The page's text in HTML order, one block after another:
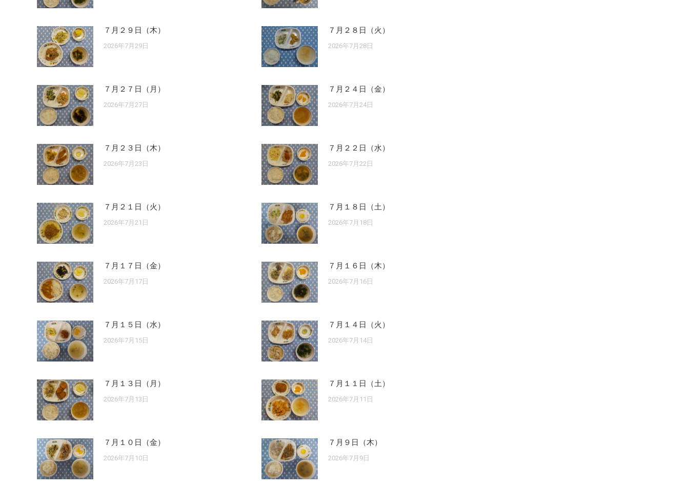
７月２９日（木）
2026年7月29日
７月２８日（火）
2026年7月28日
７月２７日（月）
2026年7月27日
７月２４日（金）
2026年7月24日
７月２３日（木）
2026年7月23日
７月２２日（水）
2026年7月22日
７月２１日（火）
2026年7月21日
７月１８日（土）
2026年7月18日
７月１７日（金）
2026年7月17日
７月１６日（木）
2026年7月16日
７月１５日（水）
2026年7月15日
７月１４日（火）
2026年7月14日
７月１３日（月）
2026年7月13日
７月１１日（土）
2026年7月11日
７月１０日（金）
2026年7月10日
７月９日（木）
2026年7月9日